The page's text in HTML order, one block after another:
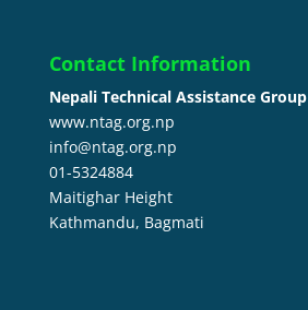
Contact Information
Nepali Technical Assistance Group
www.ntag.org.np
info@ntag.org.np
01-5324884
Maitighar Height
Kathmandu, Bagmati